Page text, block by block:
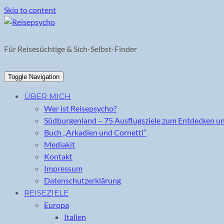
Skip to content
Für Reisesüchtige & Sich-Selbst-Finder
Toggle Navigation
ÜBER MICH
Wer ist Reisepsycho?
Südburgenland – 75 Ausflugsziele zum Entdecken
Buch „Arkadien und Cornetti“
Mediakit
Kontakt
Impressum
Datenschutzerklärung
REISEZIELE
Europa
Italien